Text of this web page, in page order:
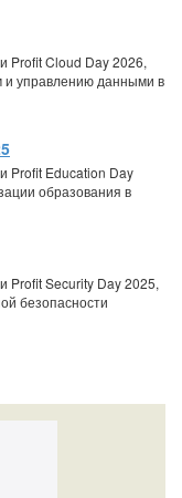
Profit Cloud Day 2026,
и управлению данными в
Profit Education Day
образования в
Profit Security Day 2025,
безопасности